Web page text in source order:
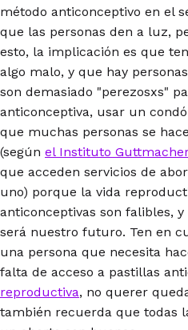
método anticonceptivo en el
que las personas den a luz,
esto, la implicación es que
algo malo, y que hay
son demasiado "perezosxs"
anticonceptiva, usar un
que muchas personas se
(según el Instituto Guttmacher
que acceden servicios de
uno) porque la vida
anticonceptivas son falibles,
será nuestro futuro. Ten en
una persona que necesita
falta de acceso a pastillas
reproductiva, no querer
también recuerda que todas